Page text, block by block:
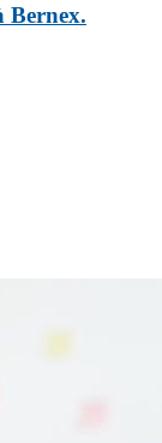
Bernex.